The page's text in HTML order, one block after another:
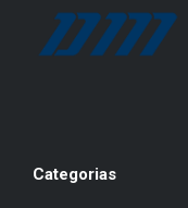
Categorias